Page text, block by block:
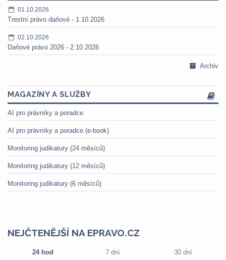
01.10.2026
Trestní právo daňové - 1.10.2026
02.10.2026
Daňové právo 2026 - 2.10.2026
Archiv
MAGAZÍNY A SLUŽBY
AI pro právníky a poradce
AI pro právníky a poradce (e-book)
Monitoring judikatury (24 měsíců)
Monitoring judikatury (12 měsíců)
Monitoring judikatury (6 měsíců)
NEJČTENĚJŠÍ NA EPRAVO.CZ
24 hod 7 dní 30 dní